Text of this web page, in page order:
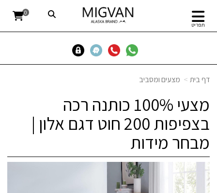
תפריט
0
דף בית מצעים ומסביב
מצעי 100% כותנה רכה
בצפיפות 200 חוט דגם אלון |
מבחר מידות